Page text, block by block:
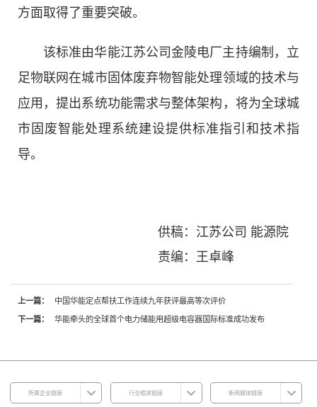
方面取得了重要突破。
该标准由华能江苏公司金陵电厂主持编制，立
足物联网在城市固体废弃物智能处理领域的技术与
应用，提出系统功能需求与整体架构，将为全球城
市固废智能处理系统建设提供标准指引和技术指
导。
供稿：江苏公司 能源院
责编：王卓峰
上一篇： 中国华能定点帮扶工作连续九年获评最高等次评价
下一篇： 华能牵头的全球首个电力储能用超级电容器国际标准成功发布
所属企业链接 行业相关链接 新闻媒体链接